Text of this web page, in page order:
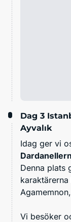
Dag 3
Ayvalık
Idag ger vi
Denna plats
karaktärerna
Vi besöker